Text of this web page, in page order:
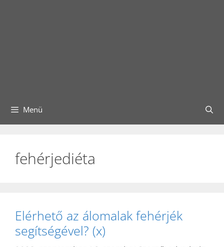
Menü
fehérjediéta
Elérhető az álomalak fehérjék
segítségével? (x)